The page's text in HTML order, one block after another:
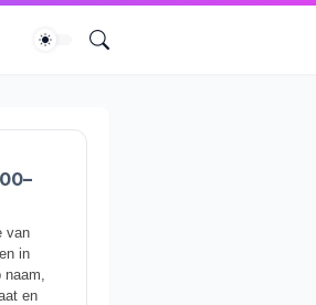
van
in
naam,
en